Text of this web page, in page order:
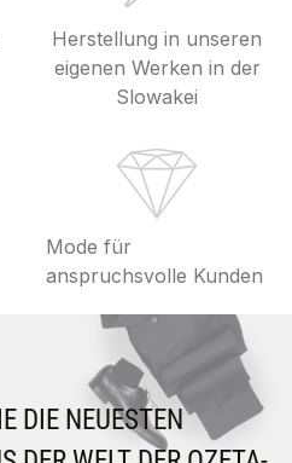
Herstellung in unseren
eigenen Werken in der
Slowakei
Mode für
anspruchsvolle Kunden
DIE NEUESTEN